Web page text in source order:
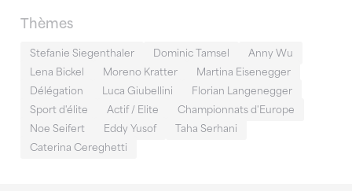
Thèmes
Stefanie Siegenthaler Dominic Tamsel
Anny Wu
Lena Bickel
Moreno Kratter
Martina Eisenegger
Délégation
Luca Giubellini
Florian Langenegger
Sport d'élite
Actif / Elite
Championnats d'Europe
Noe Seifert
Eddy Yusof
Taha Serhani
Caterina Cereghetti